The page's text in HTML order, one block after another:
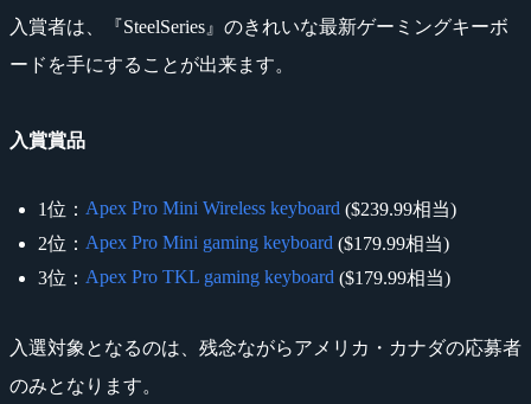
入賞者は、『SteelSeries』のきれいな最新ゲーミングキーボ
ードを手にすることが出来ます。
入賞賞品
1位： Apex Pro Mini Wireless keyboard ($239.99相当)
2位： Apex Pro Mini gaming keyboard ($179.99相当)
3位： Apex Pro TKL gaming keyboard ($179.99相当)
入選対象となるのは、残念ながらアメリカ・カナダの応募者
のみとなります。